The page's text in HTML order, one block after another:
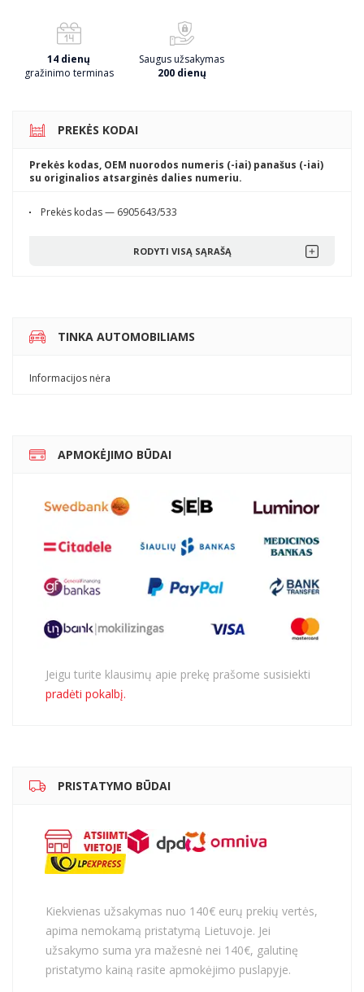
14 dienų
gražinimo terminas
Saugus užsakymas
200 dienų
PREKĖS KODAI
Prekės kodas, OEM nuorodos numeris (-iai) panašus (-iai)
su originalios atsarginės dalies numeriu.
Prekės kodas — 6905643/533
RODYTI VISĄ SĄRAŠĄ
TINKA AUTOMOBILIAMS
Informacijos nėra
APMOKĖJIMO BŪDAI
Jeigu turite klausimų apie prekę prašome susisiekti
pradėti pokalbį.
PRISTATYMO BŪDAI
Kiekvienas užsakymas nuo 140€ eurų prekių vertės,
apima nemokamą pristatymą Lietuvoje. Jei
užsakymo suma yra mažesnė nei 140€, galutinę
pristatymo kainą rasite apmokėjimo puslapyje.